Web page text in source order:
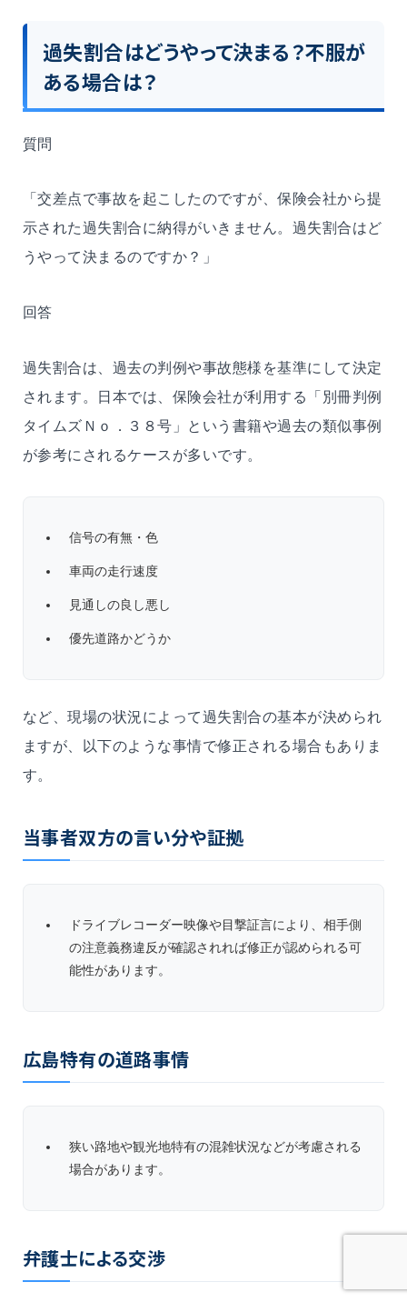
過失割合はどうやって決まる？不服が
ある場合は？
質問
「交差点で事故を起こしたのですが、保険会社から提
示された過失割合に納得がいきません。過失割合はど
うやって決まるのですか？」
回答
過失割合は、過去の判例や事故態様を基準にして決定
されます。日本では、保険会社が利用する「別冊判例
タイムズＮｏ．３８号」という書籍や過去の類似事例
が参考にされるケースが多いです。
信号の有無・色
車両の走行速度
見通しの良し悪し
優先道路かどうか
など、現場の状況によって過失割合の基本が決められ
ますが、以下のような事情で修正される場合もありま
す。
当事者双方の言い分や証拠
ドライブレコーダー映像や目撃証言により、相手側
の注意義務違反が確認されれば修正が認められる可
能性があります。
広島特有の道路事情
狭い路地や観光地特有の混雑状況などが考慮される
場合があります。
弁護士による交渉